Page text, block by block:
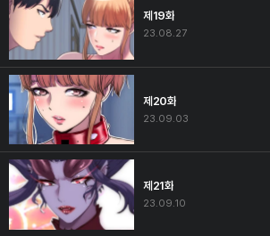
제19화
23.08.27
제20화
23.09.03
제21화
23.09.10